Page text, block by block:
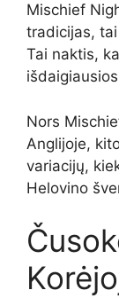
Mischief
tradicijas,
Tai naktis,
Nors
Anglijoje,
variacijų,
Helovino